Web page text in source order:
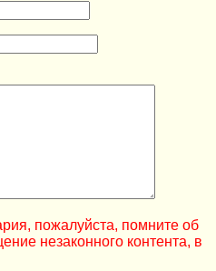
пожалуйста, помните об
незаконного контента, в